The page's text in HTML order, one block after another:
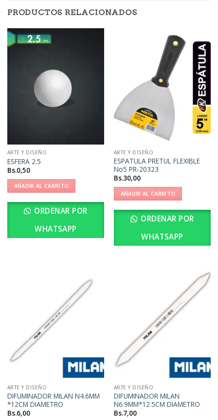
PRODUCTOS RELACIONADOS
ARTE Y DISEÑO
ESFERA 2.5
Bs.0,50
AÑADIR AL CARRITO
ORDENAR POR
WHATSAPP
ARTE Y DISEÑO
ESPATULA PRETUL FLEXIBLE
No5 PR-20323
Bs.30,00
AÑADIR AL CARRITO
ORDENAR POR
WHATSAPP
ARTE Y DISEÑO
DIFUMINADOR MILAN N4.6MM
*12CM DIAMETRO
Bs.6,00
ARTE Y DISEÑO
DIFUMINADOR MILAN
N6.9MM*12.5CM DIAMETRO
Bs.7,00